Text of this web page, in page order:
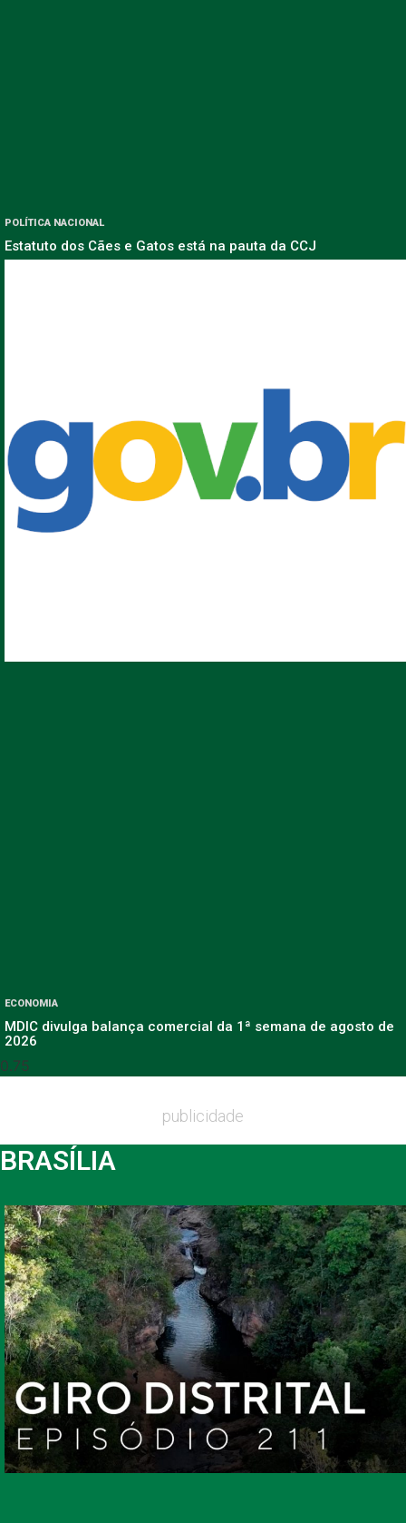
POLÍTICA NACIONAL
Estatuto dos Cães e Gatos está na pauta da CCJ
ECONOMIA
MDIC divulga balança comercial da 1ª semana de agosto de
2026
publicidade
BRASÍLIA